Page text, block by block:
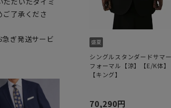
了承くださ
ぎ発送サービ
シングルスタンダードサマ
フォーマル【涼】【E/K体】
【キング】
70,290円